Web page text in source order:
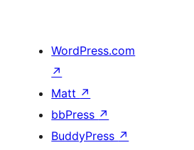
WordPress.com
↗
Matt ↗
bbPress ↗
BuddyPress ↗